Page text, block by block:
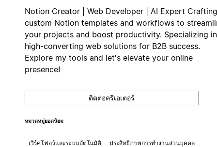
Notion Creator | Web Developer | AI Expert Crafting
custom Notion templates and workflows to
your projects and boost productivity. Specializing in
high-converting web solutions for B2B success.
Explore my tools and let's elevate your online
presence!
ติดต่อครีเอเตอร์
หมวดหมู่ยอดนิยม
เวิร์คโฟลว์และระบบอัตโนมัติ
ประสิทธิภาพการทำงานส่วนบุคคล